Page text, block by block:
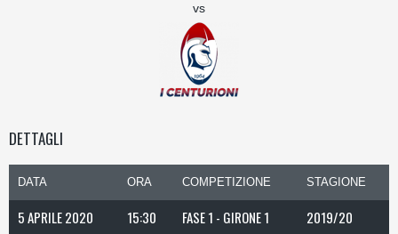
vs
DETTAGLI
DATA ORA COMPETIZIONE STAGIONE
5 APRILE 2020 15:30 FASE 1 - GIRONE 1 2019/20